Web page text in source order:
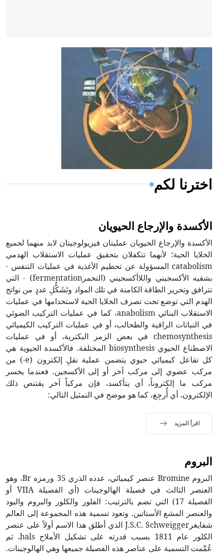
- هل تعلم أن أبقراط كتب في الطب أربعة مؤلفات هي:
الحكم، الأدلة، تنظيم التغذية، ورسالته في جروح الرأس.
ويعود له الفضل بأنه حرر الطب من الدين والفلسفة.
- هل تعلم أن المرجان إفراز حيواني يتكون في البحر ويتركب
من مادة كربونات الكلسيوم، وهو أحمر أو شديد الحمرة وهو
أجود أنواعه، ويمتاز بكبر الحجم ويسمى الش
اخترنا لكم
الأكسدة والإرجاع الحيويان
الأكسدة والإرجاع الحيويان عمليتان فيزيولوجيتان لابد منهما لجميع
الخلايا الحية؛ لأنهما تتكفلان بتحقيق عمليات الاستقلاب الهدمي
catabolism المسؤولة عن تحطيم الأغذية في عمليات التنفس -
بشقيه الأكسجيني واللاأكسجيني (التخمرfermentation) - التي
تترافق وتحرير الطاقة الكامنة في تلك المواد وتَشَكُّلِ عددٍ من نواتج
الهدم التي توضع تحت تصرف الخلايا الحية لاستخدامها في عمليات
الاستقلاب البنائي anabolism، كما في عمليات التركيب الضوئي
في النباتات الراقية والطحالب، أو في عمليات التركيب الكيميائي
chemosynthesis في بعض الزمر البكترية، أو في عمليات
الاصطناع الحيوي biosynthesis المختلفة. فالأكسدة الحيوية هي
كل تفاعل كيميائي حيوي يتضمن عملية نقلِ إلكترون (e-) من
مركب عضوي إلى مركب آخر أو إلى الأكسجين. فعندما يخسر
مركب ما إلكتروناً، أي يتأكسد، فإن مركباً آخر يقتنص ذلك
الإلكترون، أي أُرجِع، كما هو موضح في التمثيل التالي:
اقرأ المزيد
البروم
البروم Bromine عنصر كيميائي، عدده الذري 35 ورمزه Br، وهو
العنصر الثالث في فصيلة الهالوجينات (أي الفصيلة VIIA أو
الفصيلة 17) التي تضم بالترتيب: الفلور والكلور والبروم واليود
والعنصر المشع الأستاتين. وتعود تسمية هذه المجموعة إلى العالم
شفايغرJ.S.C. Schweigger الذي أطلق هذا الاسم أولاً على عنصر
الكلور عام 1811 بسبب قدرته على تشكيل الأملاح hals، ثم
عُمِّمت التسمية على عناصر هذه الفصيلة جميعها وهي الهالوجينات.